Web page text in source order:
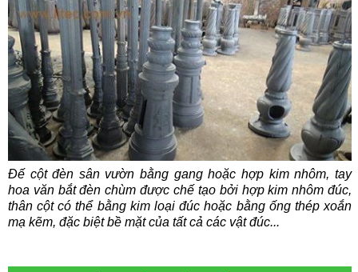
Đế cột đèn sân vườn bằng gang hoặc hợp kim nhôm, tay
hoa văn bắt đèn chùm được chế tạo bởi hợp kim nhôm đúc,
thân cột có thể bằng kim loại đúc hoặc bằng ống thép xoắn
mạ kẽm, đặc biệt bề mặt của tất cả các vật đúc...